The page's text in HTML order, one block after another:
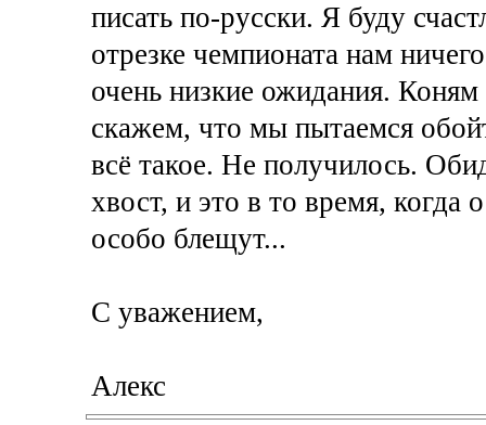
писать по-русски. Я буду
отрезке чемпионата нам
очень низкие ожидания.
скажем, что мы пытаемся
всё такое. Не получилось.
хвост, и это в то время, когда
особо блещут...
С уважением,
Алекс